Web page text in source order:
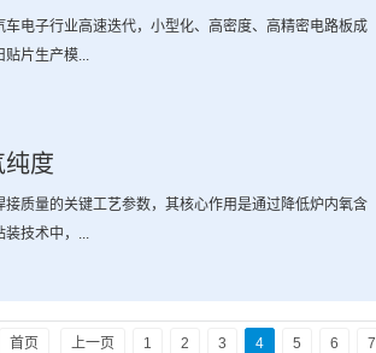
电子行业高速迭代，小型化、高密度、高精密电路板成
贴片生产模...
纯度
质量的关键工艺参数，其核心作用是通过降低炉内氧含
装技术中，...
首页 上一页 1 2 3 4 5 6 7